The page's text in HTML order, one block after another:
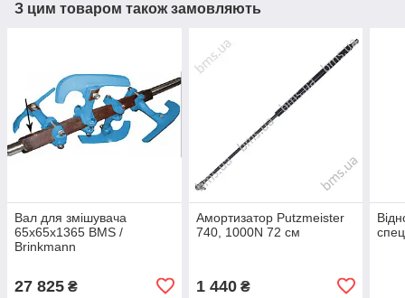
З цим товаром також замовляють
Вал для змішувача
65х65х1365 BMS /
Brinkmann
27 825 ₴
Амортизатор Putzmeister
740, 1000N 72 см
1 440₴